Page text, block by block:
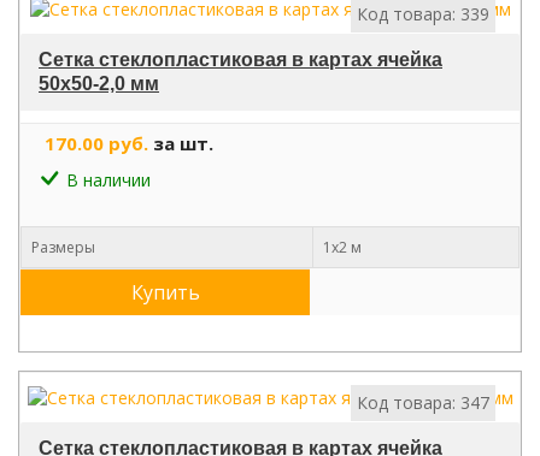
Код товара: 339
Сетка стеклопластиковая в картах ячейка
50х50-2,0 мм
170.00 руб. за шт.
В наличии
Размеры 1х2 м
Купить
Код товара: 347
Сетка стеклопластиковая в картах ячейка